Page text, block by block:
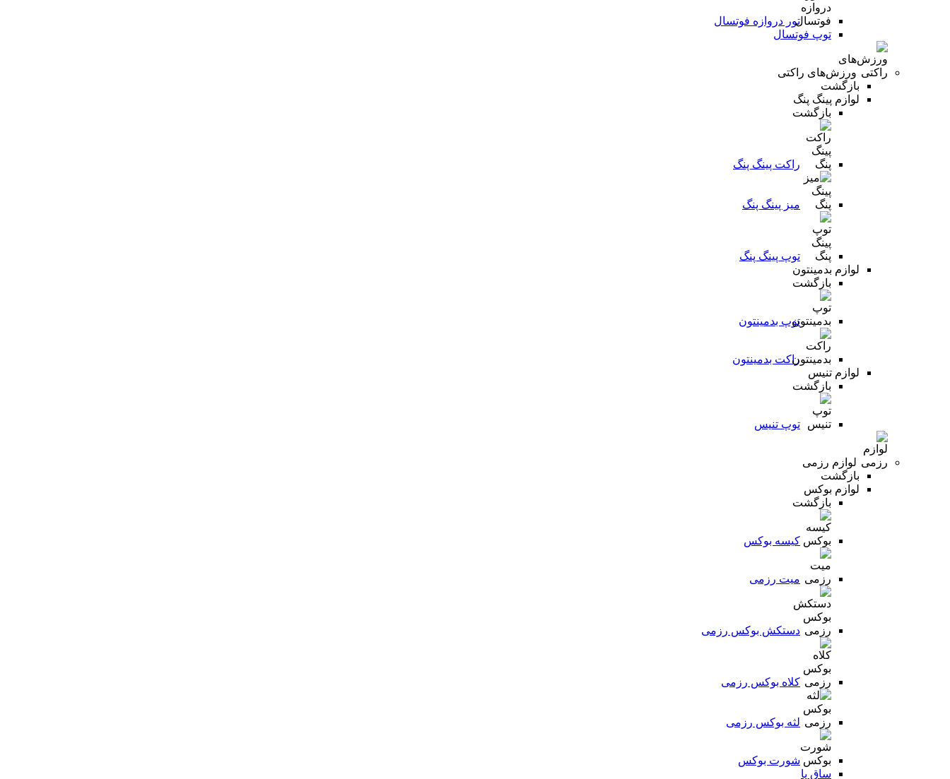
تور دروازه فوتسال
توپ فوتسال
ورزش‌های راکتی
بازگشت
لوازم پینگ پنگ
بازگشت
راکت پینگ پنگ
میز پینگ پنگ
توپ پینگ پنگ
لوازم بدمینتون
بازگشت
توپ بدمینتون
راکت بدمینتون
لوازم تنیس
بازگشت
توپ تنیس
لوازم رزمی
بازگشت
لوازم بوکس
بازگشت
کیسه بوکس
میت رزمی
دستکش بوکس رزمی
کلاه بوکس رزمی
لثه بوکس رزمی
شورت بوکس
ساق پا